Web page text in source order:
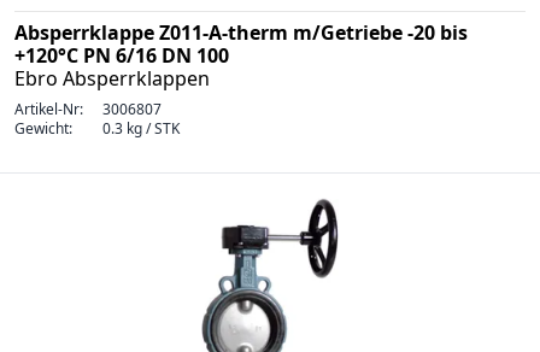
Absperrklappe Z011-A-therm m/Getriebe -20 bis
+120°C PN 6/16 DN 100
Ebro Absperrklappen
Artikel-Nr:
3006807
Gewicht:
0.3 kg / STK